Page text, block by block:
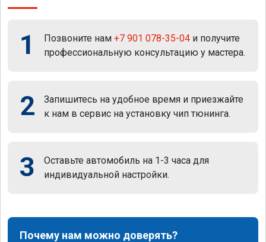
1 Позвоните нам +7 901 078-35-04 и получите
профессиональную консультацию у мастера.
2
Запишитесь на удобное время и приезжайте
к нам в сервис на установку чип тюнинга.
3
Оставьте автомобиль на 1-3 часа для
индивидуальной настройки.
Почему нам можно доверять?